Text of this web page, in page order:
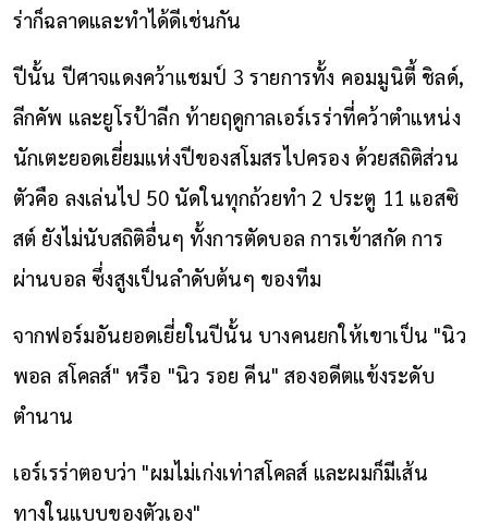
ร่าก็ฉลาดและทำได้ดีเช่นกัน
ปีนั้น ปีศาจแดงคว้าแชมป์ 3 รายการทั้ง คอมมูนิตี้ ชิลด์,
ลีกคัพ และยูโรป้าลีก ท้ายฤดูกาลเอร์เรร่าที่คว้าตำแหน่ง
นักเตะยอดเยี่ยมแห่งปีของสโมสรไปครอง ด้วยสถิติส่วน
ตัวคือ ลงเล่นไป 50 นัดในทุกถ้วยทำ 2 ประตู 11 แอสซิ
สต์ ยังไม่นับสถิติอื่นๆ ทั้งการตัดบอล การเข้าสกัด การ
ผ่านบอล ซึ่งสูงเป็นลำดับต้นๆ ของทีม
จากฟอร์มอันยอดเยี่ยในปีนั้น บางคนยกให้เขาเป็น "นิว
พอล สโคลส์" หรือ "นิว รอย คีน" สองอดีตแข้งระดับ
ตำนาน
เอร์เรร่าตอบว่า "ผมไม่เก่งเท่าสโคลส์ และผมก็มีเส้น
ทางในแบบของตัวเอง"